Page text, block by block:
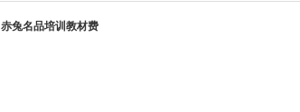
赤兔名品培训教材费